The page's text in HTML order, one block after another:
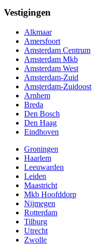
Vestigingen
Alkmaar
Amersfoort
Amsterdam Centrum
Amsterdam Mkb
Amsterdam West
Amsterdam-Zuid
Amsterdam-Zuidoost
Arnhem
Breda
Den Bosch
Den Haag
Eindhoven
Groningen
Haarlem
Leeuwarden
Leiden
Maastricht
Mkb Hoofddorp
Nijmegen
Rotterdam
Tilburg
Utrecht
Zwolle